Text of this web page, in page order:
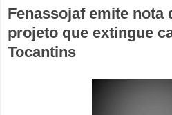
Fenassojaf emite nota
projeto que extingue
Tocantins